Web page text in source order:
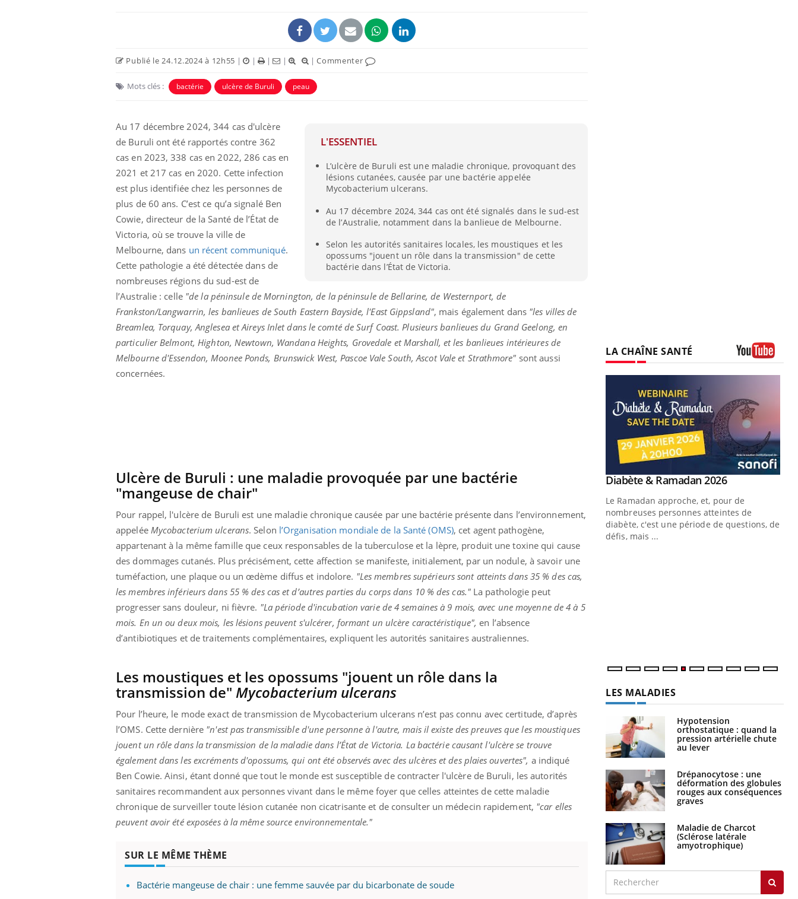
Publié le 24.12.2024 à 12h55 | | | | |Commenter
Mots clés : bactérie ulcère de Buruli peau
L'ESSENTIEL
L’ulcère de Buruli est une maladie chronique, provoquant des
lésions cutanées, causée par une bactérie appelée
Mycobacterium ulcerans.
Au 17 décembre 2024, 344 cas ont été signalés dans le sud-est
de l’Australie, notamment dans la banlieue de Melbourne.
Selon les autorités sanitaires locales, les moustiques et les
opossums "jouent un rôle dans la transmission" de cette
bactérie dans l’État de Victoria.
Au 17 décembre 2024, 344 cas d'ulcère
de Buruli ont été rapportés contre 362
cas en 2023, 338 cas en 2022, 286 cas en
2021 et 217 cas en 2020. Cette infection
est plus identifiée chez les personnes de
plus de 60 ans. C’est ce qu’a signalé Ben
Cowie, directeur de la Santé de l’État de
Victoria, où se trouve la ville de
Melbourne, dans un récent communiqué.
Cette pathologie a été détectée dans de
nombreuses régions du sud-est de
l’Australie : celle "de la péninsule de Mornington, de la péninsule de Bellarine, de Westernport, de
Frankston/Langwarrin, les banlieues de South Eastern Bayside, l'East Gippsland", mais également dans "les villes de
Breamlea, Torquay, Anglesea et Aireys Inlet dans le comté de Surf Coast. Plusieurs banlieues du Grand Geelong, en
particulier Belmont, Highton, Newtown, Wandana Heights, Grovedale et Marshall, et les banlieues intérieures de
Melbourne d'Essendon, Moonee Ponds, Brunswick West, Pascoe Vale South, Ascot Vale et Strathmore" sont aussi
concernées.
Ulcère de Buruli : une maladie provoquée par une bactérie
"mangeuse de chair"
Pour rappel, l'ulcère de Buruli est une maladie chronique causée par une bactérie présente dans l’environnement,
appelée Mycobacterium ulcerans. Selon l’Organisation mondiale de la Santé (OMS), cet agent pathogène,
appartenant à la même famille que ceux responsables de la tuberculose et la lèpre, produit une toxine qui cause
des dommages cutanés. Plus précisément, cette affection se manifeste, initialement, par un nodule, à savoir une
tuméfaction, une plaque ou un œdème diffus et indolore. "Les membres supérieurs sont atteints dans 35 % des cas,
les membres inférieurs dans 55 % des cas et d’autres parties du corps dans 10 % des cas."La pathologie peut
progresser sans douleur, ni fièvre. "La période d'incubation varie de 4 semaines à 9 mois, avec une moyenne de 4 à 5
mois. En un ou deux mois, les lésions peuvent s'ulcérer, formant un ulcère caractéristique", en l’absence
d’antibiotiques et de traitements complémentaires, expliquent les autorités sanitaires australiennes.
Les moustiques et les opossums "jouent un rôle dans la
transmission de" Mycobacterium ulcerans
Pour l’heure, le mode exact de transmission de Mycobacterium ulcerans n’est pas connu avec certitude, d’après
l’OMS. Cette dernière "n'est pas transmissible d'une personne à l'autre, mais il existe des preuves que les moustiques
jouent un rôle dans la transmission de la maladie dans l’État de Victoria. La bactérie causant l'ulcère se trouve
également dans les excréments d'opossums, qui ont été observés avec des ulcères et des plaies ouvertes", a indiqué
Ben Cowie. Ainsi, étant donné que tout le monde est susceptible de contracter l'ulcère de Buruli, les autorités
sanitaires recommandent aux personnes vivant dans le même foyer que celles atteintes de cette maladie
chronique de surveiller toute lésion cutanée non cicatrisante et de consulter un médecin rapidement, "car elles
peuvent avoir été exposées à la même source environnementale."
SUR LE MÊME THÈME
Bactérie mangeuse de chair : une femme sauvée par du bicarbonate de soude
LA CHAÎNE SANTÉ
Insuline & Charge mentale : et si on
osait en parler??Youtube
En 2026, l'insuline dans le diabète de type 2
reste entourée d'idées reçues chez les
patients comme parfois chez les soignants.
Youtube
Eczéma Chronique des Mains : se
préparer pour l’été ! Youtube
L'été arrive… et avec lui, un tout nouveau
rythme de vie ! Vacances, plage, piscine,
soleil, activités en plein air… Nos mains
sont ...
Youtube
Diabète & Ramadan 2026
nombreuses personnes atteintes de
diabète, c'est une période de questions, de
défis, mais ...
LES MALADIES
Hypotension
orthostatique : quand la
pression artérielle chute
au lever
Drépanocytose : une
déformation des globules
rouges aux conséquences
graves
Maladie de Charcot
(Sclérose latérale
amyotrophique)